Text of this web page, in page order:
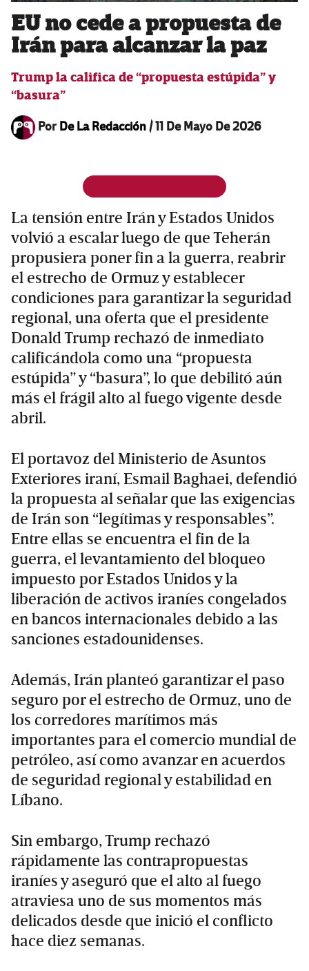
EU no cede a propuesta de
Irán para alcanzar la paz
Trump la califica de “propuesta estúpida” y
“basura”
PorDe La Redacción/11 De Mayo De 2026
La tensión entre Irán y Estados Unidos
volvió a escalar luego de que Teherán
propusiera poner fin a la guerra, reabrir
el estrecho de Ormuz y establecer
condiciones para garantizar la seguridad
regional, una oferta que el presidente
Donald Trump rechazó de inmediato
calificándola como una “propuesta
estúpida” y “basura”, lo que debilitó aún
más el frágil alto al fuego vigente desde
abril.
El portavoz del Ministerio de Asuntos
Exteriores iraní, Esmail Baghaei, defendió
la propuesta al señalar que las exigencias
de Irán son “legítimas y responsables”.
Entre ellas se encuentra el fin de la
guerra, el levantamiento del bloqueo
impuesto por Estados Unidos y la
liberación de activos iraníes congelados
en bancos internacionales debido a las
sanciones estadounidenses.
Además, Irán planteó garantizar el paso
seguro por el estrecho de Ormuz, uno de
los corredores marítimos más
importantes para el comercio mundial de
petróleo, así como avanzar en acuerdos
de seguridad regional y estabilidad en
Líbano.
Sin embargo, Trump rechazó
rápidamente las contrapropuestas
iraníes y aseguró que el alto al fuego
atraviesa uno de sus momentos más
delicados desde que inició el conflicto
hace diez semanas.